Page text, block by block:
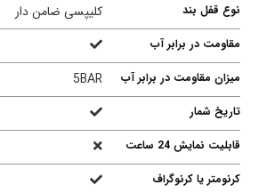
نوع قفل بند کلیپسی ضامن دار
مقاومت در برابر آب
میزان مقاومت در برابر آب
5BAR
تاریخ شمار
قابلیت نمایش 24 ساعت
کرنومتر یا کرنوگراف